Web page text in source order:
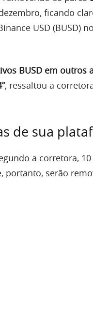
ficando
USD (BUSD) no
BUSD em outros
, ressaltou a
de sua
a corretora,
portanto, serão